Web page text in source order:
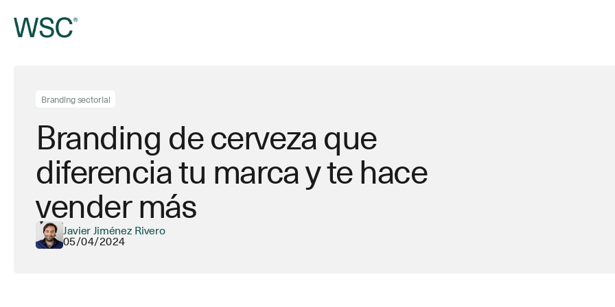
contenido
Branding sectorial
Branding de cerveza que
diferencia tu marca y te hace
vender más
Javier Jiménez Rivero
05/04/2024